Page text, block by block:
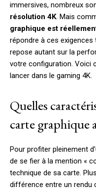
immersives, nombreux
résolution 4K. Mais
graphique est
répondre à ces
repose autant sur la
votre configuration. Voici
lancer dans le gaming 4K.
Quelles
carte graphique
Pour profiter pleinement
de se fier à la mention «
technique de sa carte.
différence entre un rendu